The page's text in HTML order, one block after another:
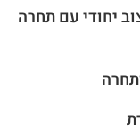
יחודי עם תחרה